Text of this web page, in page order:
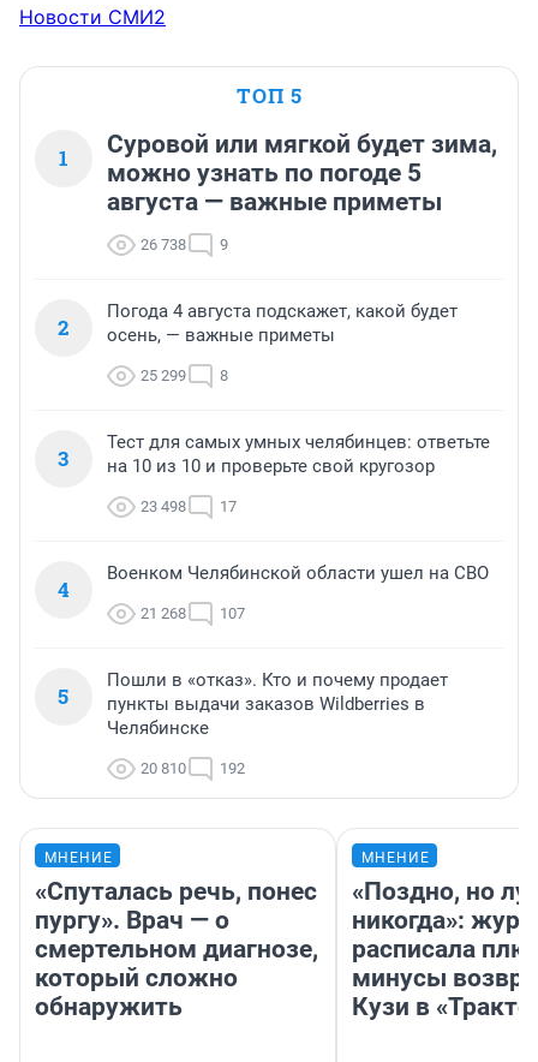
Новости СМИ2
ТОП 5
1
Суровой или мягкой будет зима,
можно узнать по погоде 5
августа — важные приметы
26 738 9
2
Погода 4 августа подскажет, какой будет
осень, — важные приметы
25 299 8
3
Тест для самых умных челябинцев: ответьте
на 10 из 10 и проверьте свой кругозор
23 498 17
4
Военком Челябинской области ушел на СВО
21 268 107
5
Пошли в «отказ». Кто и почему продает
пункты выдачи заказов Wildberries в
Челябинске
20 810 192
МНЕНИЕ
«Спуталась речь, понес
пургу». Врач — о
смертельном диагнозе,
который сложно
обнаружить
МНЕНИЕ
«Поздно, но
никогда»:
расписала
минусы
Кузи в